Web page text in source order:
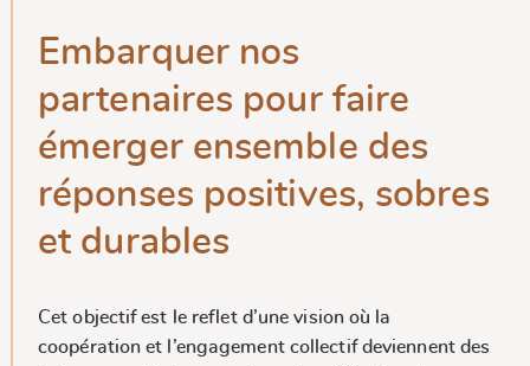
Embarquer nos
partenaires pour faire
émerger ensemble des
réponses positives, sobres
et durables
Cet objectif est le reflet d’une vision où la
coopération et l’engagement collectif deviennent des